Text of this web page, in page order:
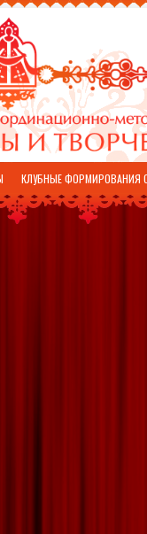
КЛУБНЫЕ ФОРМИРОВАНИЯ